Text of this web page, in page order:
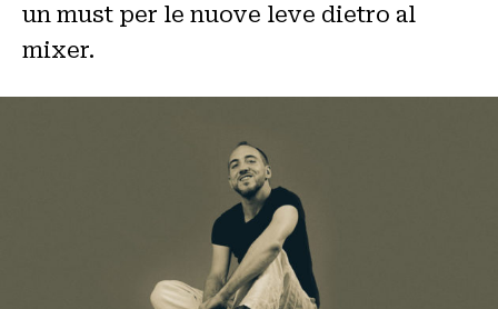
un must per le nuove leve dietro al
mixer.